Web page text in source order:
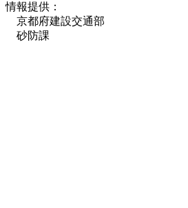
情報提供：
京都府建設交通部
砂防課